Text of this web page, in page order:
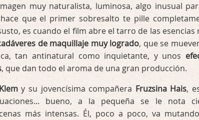
muy naturalista, luminosa, algo inusual
que el primer sobresalto te pille
es cuando el film abre el tarro de las esencias
de maquillaje muy logrado, que se
tan antinatural como inquietante, y unos
, que dan todo el aroma de una gran producción.
y su jovencísima compañera Fruzsina Hais,
bueno, a la pequeña se le nota
más intensas. Él, poco a poco, va